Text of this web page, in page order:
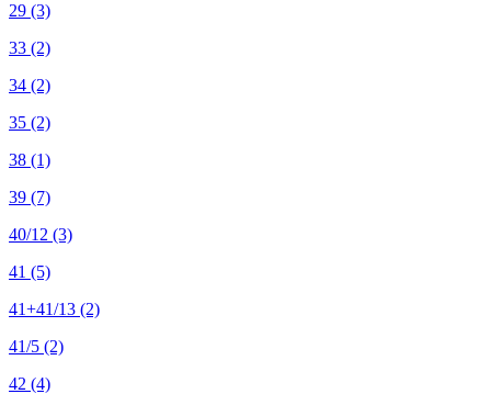
29 (3)
33 (2)
34 (2)
35 (2)
38 (1)
39 (7)
40/12 (3)
41 (5)
41+41/13 (2)
41/5 (2)
42 (4)